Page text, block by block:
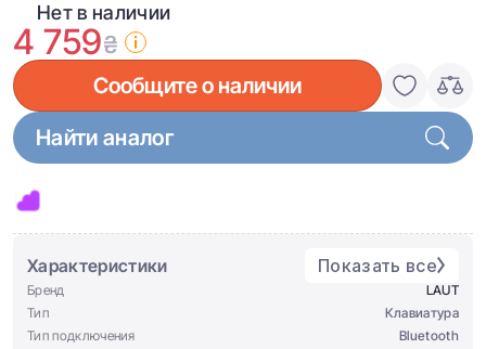
Нет в наличии
4 759₴
Сообщите о наличии
Найти аналог
Характеристики Показать все
Бренд
LAUT
Тип
Клавиатура
Тип подключения
Bluetooth